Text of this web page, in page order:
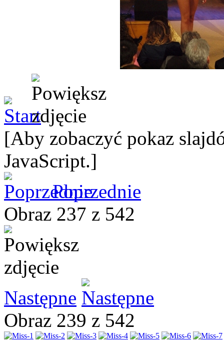
[Aby zobaczyć pokaz
JavaScript.]
Poprzednie
Obraz 237 z 542
Następne
Obraz 239 z 542